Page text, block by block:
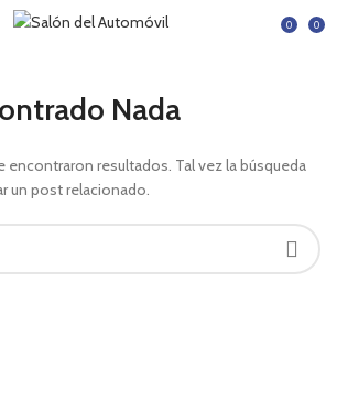
0 0
Nada
encontraron resultados. Tal vez la búsqueda
un post relacionado.